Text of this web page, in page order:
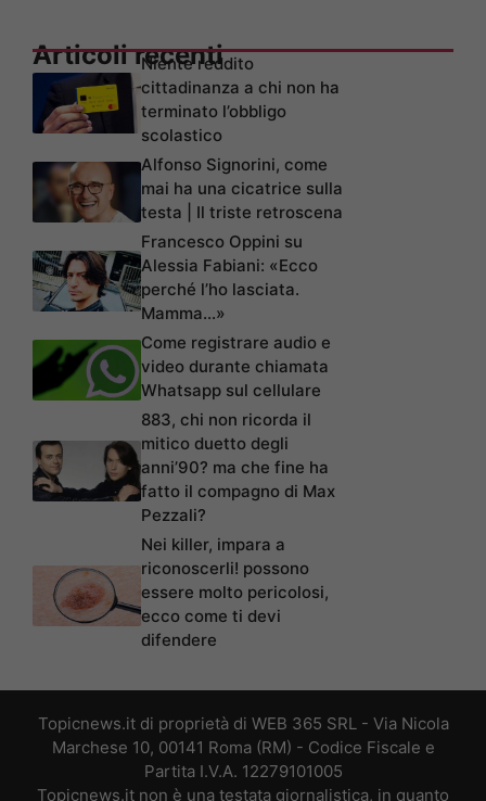
Articoli recenti
Niente reddito
cittadinanza a chi non ha
terminato l’obbligo
scolastico
Alfonso Signorini, come
mai ha una cicatrice sulla
testa | Il triste retroscena
Francesco Oppini su
Alessia Fabiani: «Ecco
perché l’ho lasciata.
Mamma…»
Come registrare audio e
video durante chiamata
Whatsapp sul cellulare
883, chi non ricorda il
mitico duetto degli
anni’90? ma che fine ha
fatto il compagno di Max
Pezzali?
Nei killer, impara a
riconoscerli! possono
essere molto pericolosi,
ecco come ti devi
difendere
Topicnews.it di proprietà di WEB 365 SRL - Via Nicola
Marchese 10, 00141 Roma (RM) - Codice Fiscale e
Partita I.V.A. 12279101005
Topicnews.it non è una testata giornalistica, in quanto